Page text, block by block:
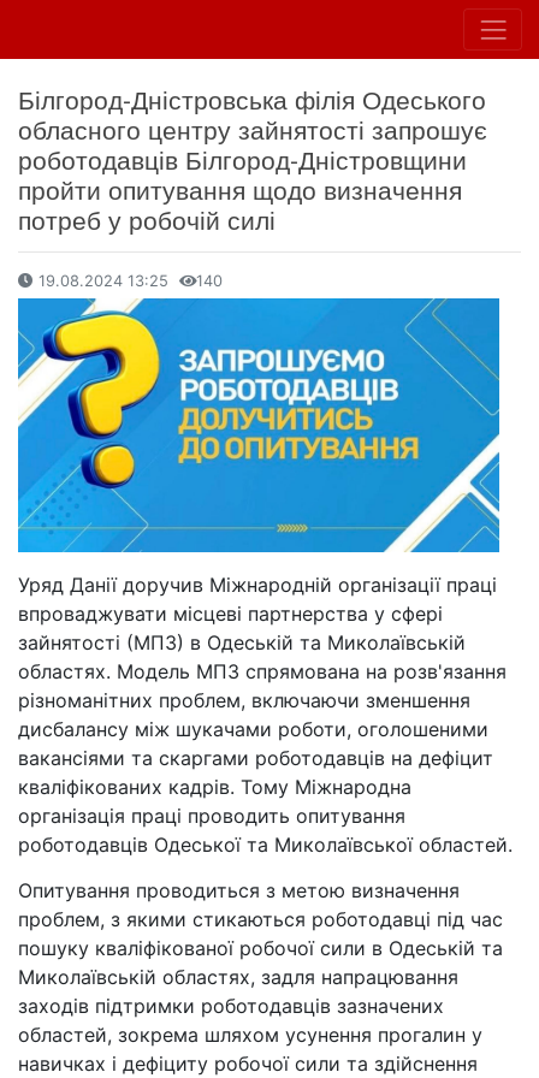
Білгород-Дністровська філія Одеського
обласного центру зайнятості запрошує
роботодавців Білгород-Дністровщини
пройти опитування щодо визначення
потреб у робочій силі
19.08.2024 13:25 140
Уряд Данії доручив Міжнародній організації праці
впроваджувати місцеві партнерства у сфері
зайнятості (МПЗ) в Одеській та Миколаївській
областях. Модель МПЗ спрямована на розв'язання
різноманітних проблем, включаючи зменшення
дисбалансу між шукачами роботи, оголошеними
вакансіями та скаргами роботодавців на дефіцит
кваліфікованих кадрів. Тому Міжнародна
організація праці проводить опитування
роботодавців Одеської та Миколаївської областей.
Опитування проводиться з метою визначення
проблем, з якими стикаються роботодавці під час
пошуку кваліфікованої робочої сили в Одеській та
Миколаївській областях, задля напрацювання
заходів підтримки роботодавців зазначених
областей, зокрема шляхом усунення прогалин у
навичках і дефіциту робочої сили та здійснення